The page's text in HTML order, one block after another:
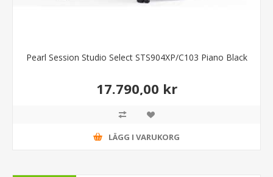
Pearl Session Studio Select STS904XP/C103 Piano Black
17.790,00 kr
LÄGG I VARUKORG